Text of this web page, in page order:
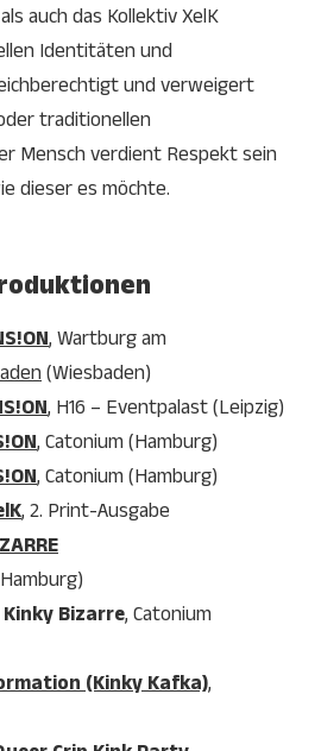
auch das Kollektiv XelK
Identitäten und
und verweigert
traditionellen
Mensch verdient Respekt sein
dieser es möchte.
, Wartburg am
(Wiesbaden)
, H16 – Eventpalast (Leipzig)
, Catonium (Hamburg)
, Catonium (Hamburg)
, 2. Print-Ausgabe
Bizarre, Catonium
(Kinky Kafka),